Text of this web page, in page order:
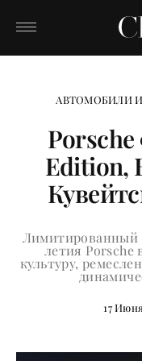
АВТОМОБИЛИ
Porsche
Edition,
Лимитированный
летия
культуру,
17